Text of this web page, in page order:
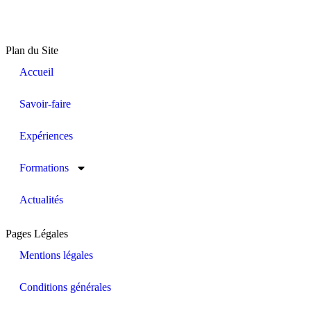
Plan du Site
Accueil
Savoir-faire
Expériences
Formations
Actualités
Pages Légales
Mentions légales
Conditions générales